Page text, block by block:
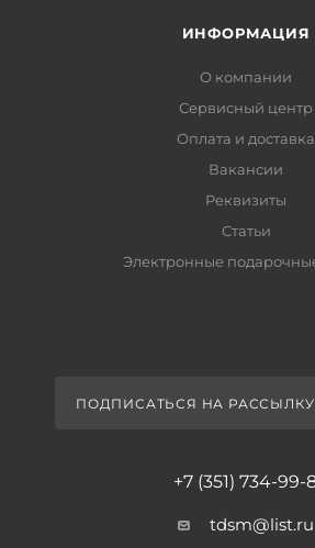
ИНФОРМАЦИЯ
О компании
Сервисный центр
Оплата и доставка
Вакансии
Реквизиты
Статьи
Электронные
ПОДПИСАТЬСЯ НА РАССЫЛКУ
+7 (351) 734-99-
tdsm@list.ru